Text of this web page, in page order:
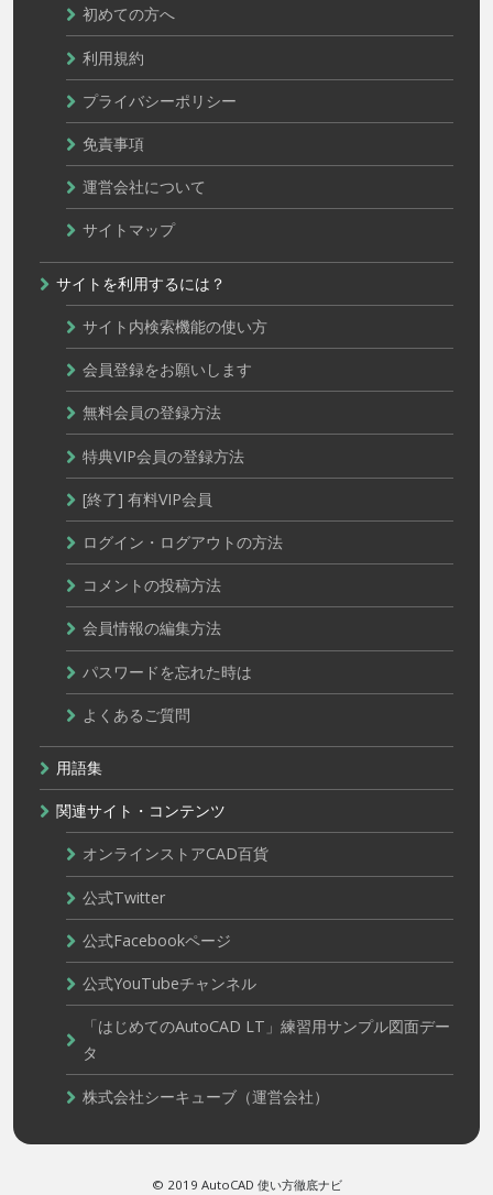
初めての方へ
利用規約
プライバシーポリシー
免責事項
運営会社について
サイトマップ
サイトを利用するには？
サイト内検索機能の使い方
会員登録をお願いします
無料会員の登録方法
特典VIP会員の登録方法
[終了] 有料VIP会員
ログイン・ログアウトの方法
コメントの投稿方法
会員情報の編集方法
パスワードを忘れた時は
よくあるご質問
用語集
関連サイト・コンテンツ
オンラインストアCAD百貨
公式Twitter
公式Facebookページ
公式YouTubeチャンネル
「はじめてのAutoCAD LT」練習用サンプル図面デー
タ
株式会社シーキューブ（運営会社）
© 2019 AutoCAD 使い方徹底ナビ